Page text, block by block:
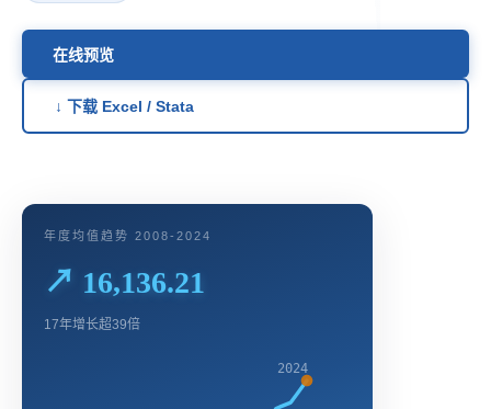
在线预览
↓ 下载 Excel / Stata
年度均值趋势 2008-2024
↗ 16,136.21
17年增长超39倍
2024